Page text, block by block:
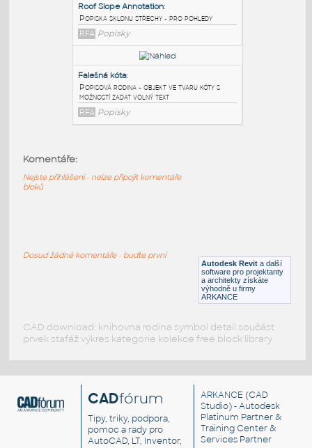
RFA Stěny
Tazisko - family:
Ťažisko/těžiště - rodina pro Dynamo skript
(viz tip)
RFA Popisky
RFA Popisky
možností zadat volný text
Autodesk Revit a další
software pro projektanty
a architekty získáte
výhodně u firmy
ARKANCE
Komentáře:
Nejste přihlášeni - nelze připojit komentáře
bloků
Dosud žádné komentáře - buďte první
CAD download: knihovna rodina symbol detail součást
prvek stafáž výkres kategorie kolekce free block library
CADfórum
Tipy, triky, podpora,
pomoc a rady pro
AutoCAD, LT, Inventor,
ARKANCE (CAD
Studio) - Autodesk
Platinum Partner &
Training Center &
Services Partner